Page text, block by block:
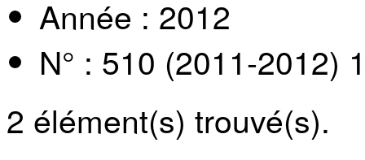
Année : 2012
N° : 510 (2011-2012)
2 élément(s) trouvé(s).